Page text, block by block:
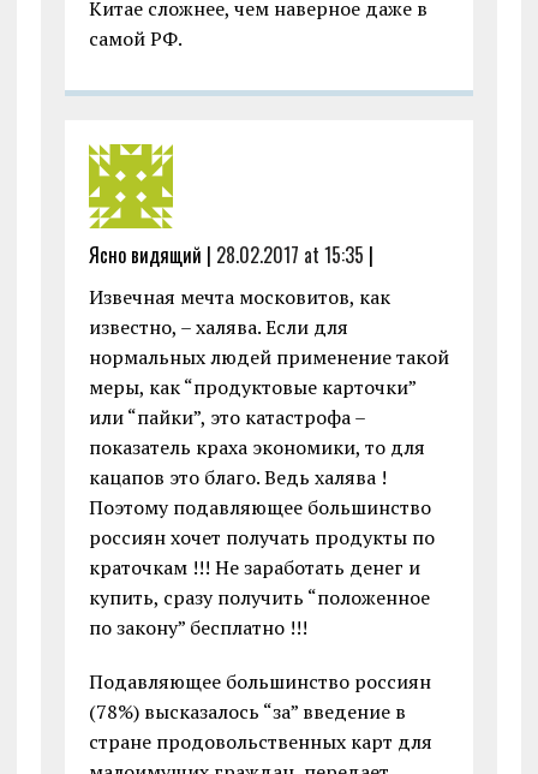
Китае сложнее, чем наверное даже в
самой РФ.
Ясно видящий | 28.02.2017 at 15:35 |
Извечная мечта московитов, как
известно, – халява. Если для
нормальных людей применение такой
меры, как “продуктовые карточки”
или “пайки”, это катастрофа –
показатель краха экономики, то для
кацапов это благо. Ведь халява !
Поэтому подавляющее большинство
россиян хочет получать продукты по
краточкам !!! Не заработать денег и
купить, сразу получить “положенное
по закону” бесплатно !!!
Подавляющее большинство россиян
(78%) высказалось “за” введение в
стране продовольственных карт для